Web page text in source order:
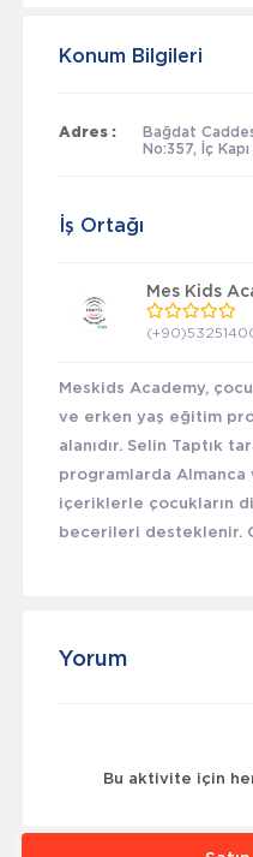
Konum Bilgileri
Adres :
Bağdat
No:357, İç
İş Ortağı
Mes Kids
Meskids Academy,
ve erken yaş eğitim
alanıdır. Selin Taptık
programlarda
içeriklerle çocukların
becerileri desteklenir.
Yorum
Bu aktivite için